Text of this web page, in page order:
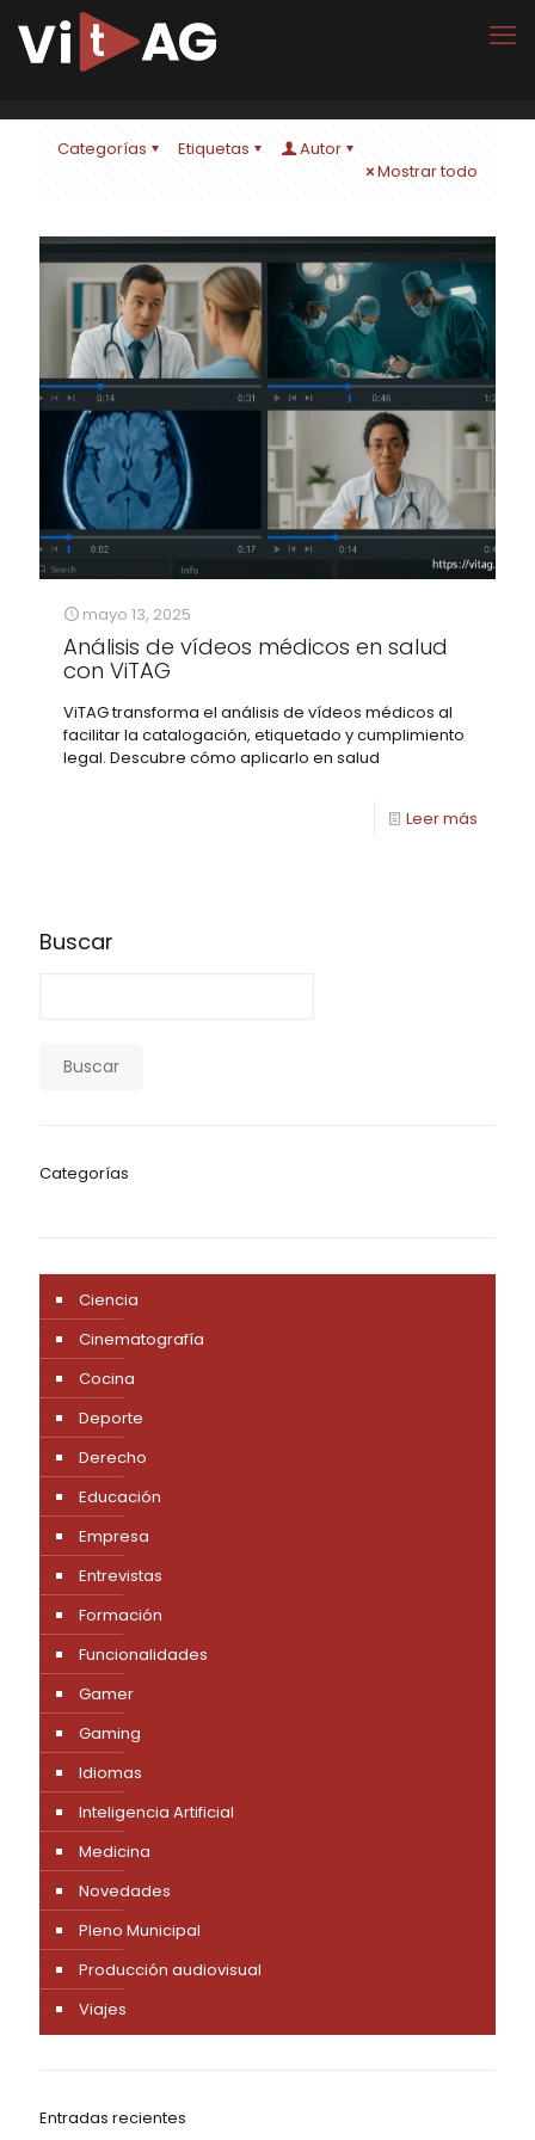
Categorías Etiquetas
Autor
Mostrar todo
mayo 13, 2025
Análisis de vídeos médicos en salud
con ViTAG
ViTAG transforma el análisis de vídeos médicos al
facilitar la catalogación, etiquetado y cumplimiento
legal. Descubre cómo aplicarlo en salud
Leer más
Buscar
Buscar
Categorías
Ciencia
Cinematografía
Cocina
Deporte
Derecho
Educación
Empresa
Entrevistas
Formación
Funcionalidades
Gamer
Gaming
Idiomas
Inteligencia Artificial
Medicina
Novedades
Pleno Municipal
Producción audiovisual
Viajes
Entradas recientes